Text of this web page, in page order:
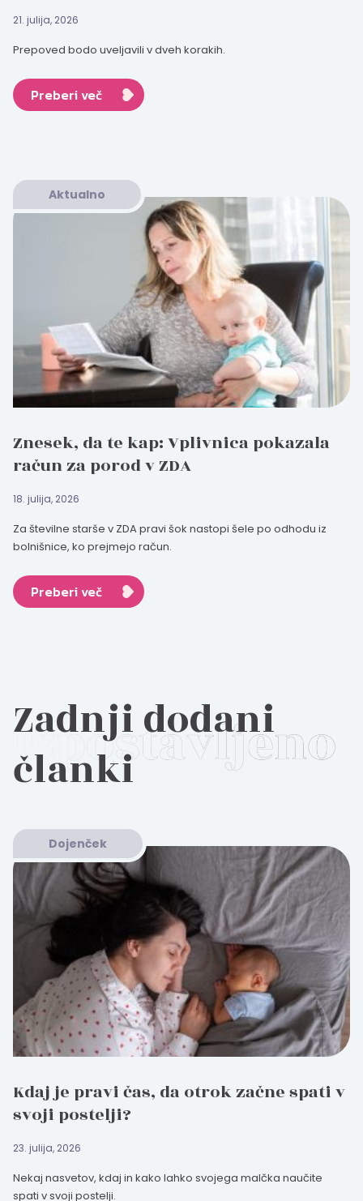
21. julija, 2026
Prepoved bodo uveljavili v dveh korakih.
Preberi več
Aktualno
Znesek, da te kap: Vplivnica pokazala
račun za porod v ZDA
18. julija, 2026
Za številne starše v ZDA pravi šok nastopi šele po odhodu iz
bolnišnice, ko prejmejo račun.
Preberi več
Zadnji dodani
članki
Dojenček
Kdaj je pravi čas, da otrok začne spati v
svoji postelji?
23. julija, 2026
Nekaj nasvetov, kdaj in kako lahko svojega malčka naučite
spati v svoji postelji.